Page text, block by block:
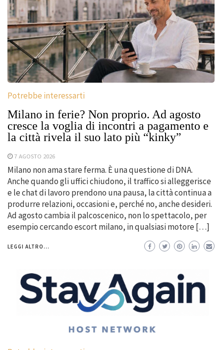
Potrebbe interessarti
Milano in ferie? Non proprio. Ad agosto
cresce la voglia di incontri a pagamento e
la città rivela il suo lato più “kinky”
7 AGOSTO 2026
Milano non ama stare ferma. È una questione di DNA.
Anche quando gli uffici chiudono, il traffico si alleggerisce
e le chat di lavoro prendono una pausa, la città continua a
produrre relazioni, occasioni e, perché no, anche desideri.
Ad agosto cambia il palcoscenico, non lo spettacolo, per
esempio cercando escort milano, in qualsiasi motore […]
LEGGI ALTRO...